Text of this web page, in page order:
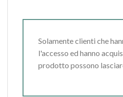
Solamente clienti che
l'accesso ed hanno
prodotto possono